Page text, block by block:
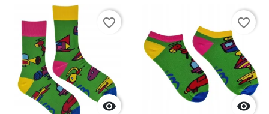

favorite_border

favorite_border